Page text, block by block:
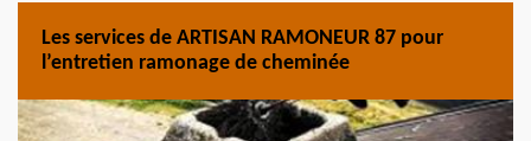
Les services de ARTISAN RAMONEUR 87 pour
l’entretien ramonage de cheminée